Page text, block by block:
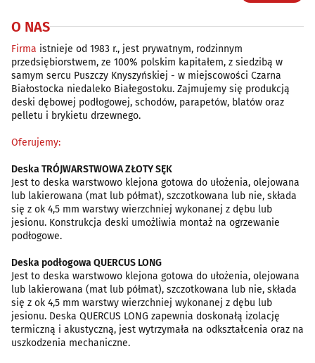
O NAS
Firma istnieje od 1983 r., jest prywatnym, rodzinnym
przedsiębiorstwem, ze 100% polskim kapitałem, z siedzibą w
samym sercu Puszczy Knyszyńskiej - w miejscowości Czarna
Białostocka niedaleko Białegostoku. Zajmujemy się produkcją
deski dębowej podłogowej, schodów, parapetów, blatów oraz
pelletu i brykietu drzewnego.
Oferujemy:
Deska TRÓJWARSTWOWA ZŁOTY SĘK
Jest to deska warstwowo klejona gotowa do ułożenia, olejowana
lub lakierowana (mat lub półmat), szczotkowana lub nie, składa
się z ok 4,5 mm warstwy wierzchniej wykonanej z dębu lub
jesionu. Konstrukcja deski umożliwia montaż na ogrzewanie
podłogowe.
Deska podłogowa QUERCUS LONG
Jest to deska warstwowo klejona gotowa do ułożenia, olejowana
lub lakierowana (mat lub półmat), szczotkowana lub nie, składa
się z ok 4,5 mm warstwy wierzchniej wykonanej z dębu lub
jesionu. Deska QUERCUS LONG zapewnia doskonałą izolację
termiczną i akustyczną, jest wytrzymała na odkształcenia oraz na
uszkodzenia mechaniczne.